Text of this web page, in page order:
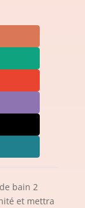
bain 2
et mettra